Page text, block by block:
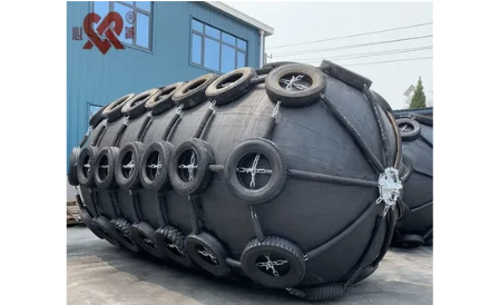
CONTRÔLE
QUALITÉ
CONTACTEZ-
NOUS